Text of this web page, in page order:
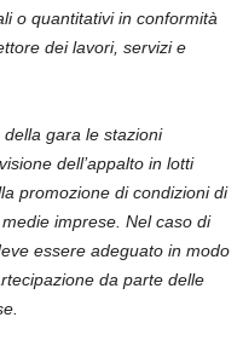
o quantitativi in conformità
dei lavori, servizi e
della gara le stazioni
dell’appalto in lotti
promozione di condizioni di
imprese. Nel caso di
essere adeguato in modo
da parte delle